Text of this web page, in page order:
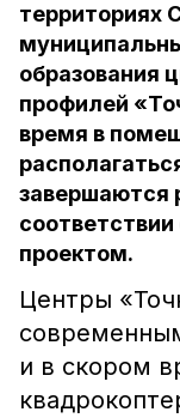
территориях
образования
профилей
время в
завершаются
проектом.
Центры
и в скором